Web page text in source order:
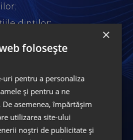
dinților;
include radiografii,
stabilește dacă pacientul
ortodontic înainte de
succesiunea optimă a
×
folosește
uri pentru a personaliza
și pentru a ne
asemenea, împărtășim
utilizarea site-ului
noștri de publicitate și